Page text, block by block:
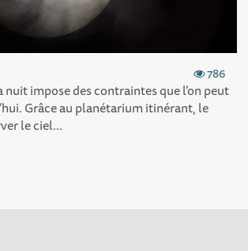
786
nuit impose des contraintes que l’on peut
Grâce au planétarium itinérant, le
le ciel...